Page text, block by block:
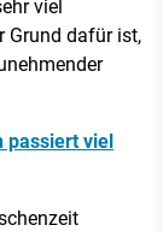
viel
Grund dafür ist,
passiert viel